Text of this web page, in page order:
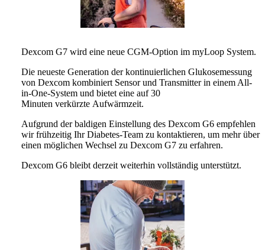
Dexcom G7 wird eine neue CGM-Option im myLoop System.
Die neueste Generation der kontinuierlichen Glukosemessung
von Dexcom kombiniert Sensor und Transmitter in einem All-
in-One-System und bietet eine auf 30
Minuten verkürzte Aufwärmzeit.
Aufgrund der baldigen Einstellung des Dexcom G6 empfehlen
wir frühzeitig Ihr Diabetes-Team zu kontaktieren, um mehr über
einen möglichen Wechsel zu Dexcom G7 zu erfahren.
Dexcom G6 bleibt derzeit weiterhin vollständig unterstützt.